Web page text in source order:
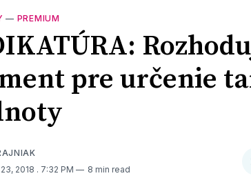
— PREMIUM
pre určenie
2018 . 7:32 PM 8 min read